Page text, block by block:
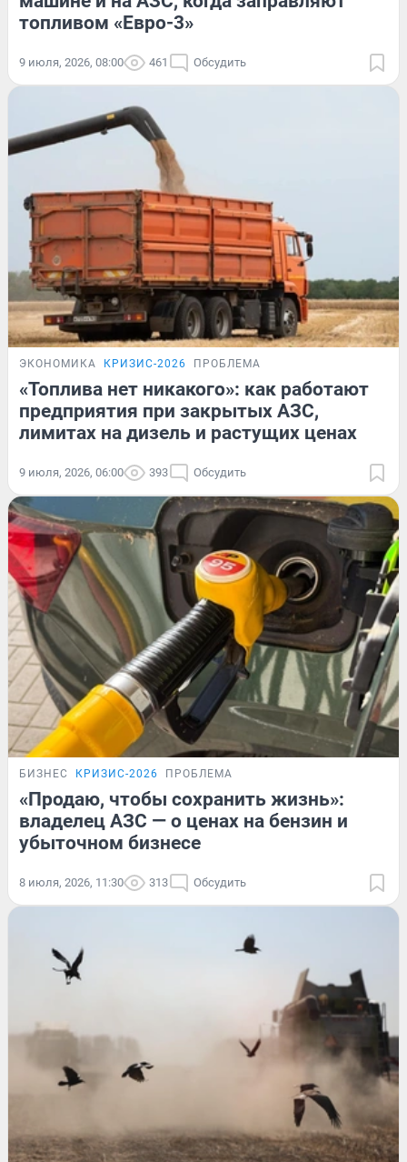
топливом «Евро-3»
9 июля, 2026, 08:00 461 Обсудить
ЭКОНОМИКА КРИЗИС-2026 ПРОБЛЕМА
«Топлива нет никакого»: как работают
предприятия при закрытых АЗС,
лимитах на дизель и растущих ценах
9 июля, 2026, 06:00 393 Обсудить
БИЗНЕС КРИЗИС-2026 ПРОБЛЕМА
«Продаю, чтобы сохранить жизнь»:
владелец АЗС — о ценах на бензин и
убыточном бизнесе
8 июля, 2026, 11:30 313 Обсудить